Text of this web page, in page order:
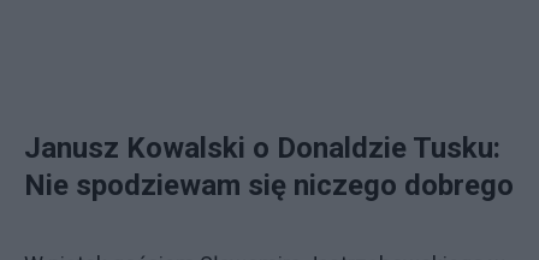
Janusz Kowalski o Donaldzie Tusku:
Nie spodziewam się niczego dobrego